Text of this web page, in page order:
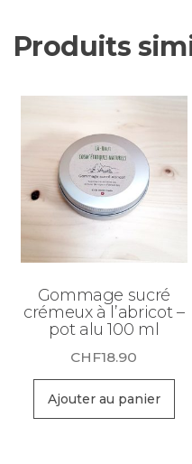
Produits
Gommage sucré
crémeux à l’abricot –
pot alu 100 ml
CHF18.90
Ajouter au panier